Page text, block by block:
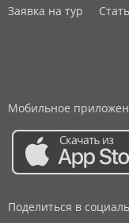
Заявка на тур
Мобильное
Поделиться в